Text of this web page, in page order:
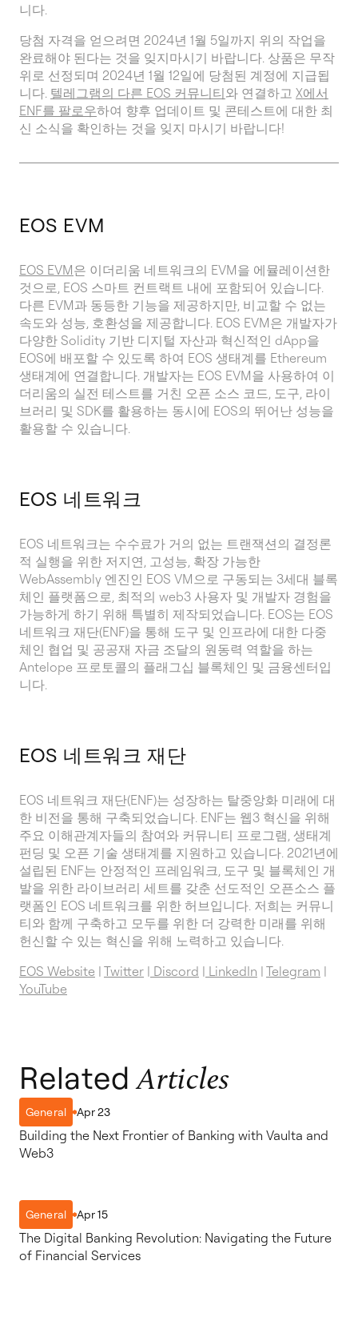
니다.
당첨 자격을 얻으려면 2024년 1월 5일까지 위의 작업을
완료해야 된다는 것을 잊지마시기 바랍니다. 상품은 무작
위로 선정되며 2024년 1월 12일에 당첨된 계정에 지급됩
니다. 텔레그램의 다른 EOS 커뮤니티와 연결하고 X에서
ENF를 팔로우하여 향후 업데이트 및 콘테스트에 대한 최
신 소식을 확인하는 것을 잊지 마시기 바랍니다!
EOS EVM
EOS EVM은 이더리움 네트워크의 EVM을 에뮬레이션한
것으로, EOS 스마트 컨트랙트 내에 포함되어 있습니다.
다른 EVM과 동등한 기능을 제공하지만, 비교할 수 없는
속도와 성능, 호환성을 제공합니다. EOS EVM은 개발자가
다양한 Solidity 기반 디지털 자산과 혁신적인 dApp을
EOS에 배포할 수 있도록 하여 EOS 생태계를 Ethereum
생태계에 연결합니다. 개발자는 EOS EVM을 사용하여 이
더리움의 실전 테스트를 거친 오픈 소스 코드, 도구, 라이
브러리 및 SDK를 활용하는 동시에 EOS의 뛰어난 성능을
활용할 수 있습니다.
EOS 네트워크
EOS 네트워크는 수수료가 거의 없는 트랜잭션의 결정론
적 실행을 위한 저지연, 고성능, 확장 가능한
WebAssembly 엔진인 EOS VM으로 구동되는 3세대 블록
체인 플랫폼으로, 최적의 web3 사용자 및 개발자 경험을
가능하게 하기 위해 특별히 제작되었습니다. EOS는 EOS
네트워크 재단(ENF)을 통해 도구 및 인프라에 대한 다중
체인 협업 및 공공재 자금 조달의 원동력 역할을 하는
Antelope 프로토콜의 플래그십 블록체인 및 금융센터입
니다.
EOS 네트워크 재단
EOS 네트워크 재단(ENF)는 성장하는 탈중앙화 미래에 대
한 비전을 통해 구축되었습니다. ENF는 웹3 혁신을 위해
주요 이해관계자들의 참여와 커뮤니티 프로그램, 생태계
펀딩 및 오픈 기술 생태계를 지원하고 있습니다. 2021년에
설립된 ENF는 안정적인 프레임워크, 도구 및 블록체인 개
발을 위한 라이브러리 세트를 갖춘 선도적인 오픈소스 플
랫폼인 EOS 네트워크를 위한 허브입니다. 저희는 커뮤니
티와 함께 구축하고 모두를 위한 더 강력한 미래를 위해
헌신할 수 있는 혁신을 위해 노력하고 있습니다.
EOS Website | Twitter | Discord | LinkedIn | Telegram |
YouTube
RelatedArticles
General Apr 23
Building the Next Frontier of Banking with Vaulta and
Web3
General Apr 15
The Digital Banking Revolution: Navigating the Future
of Financial Services